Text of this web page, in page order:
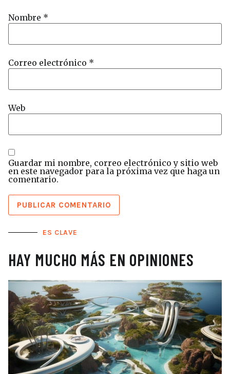
Nombre *
Correo electrónico *
Web
Guardar mi nombre, correo electrónico y sitio web
en este navegador para la próxima vez que haga un
comentario.
ES CLAVE
HAY MUCHO MÁS EN OPINIONES